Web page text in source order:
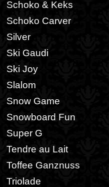
Schoko & Keks
Schoko Carver
Silver
Ski Gaudi
Ski Joy
Slalom
Snow Game
Snowboard Fun
Super G
Tendre au Lait
Toffee Ganznuss
Triolade